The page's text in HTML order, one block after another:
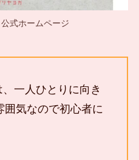
式ホームページ
一人ひとりに向き
気なので初心者に